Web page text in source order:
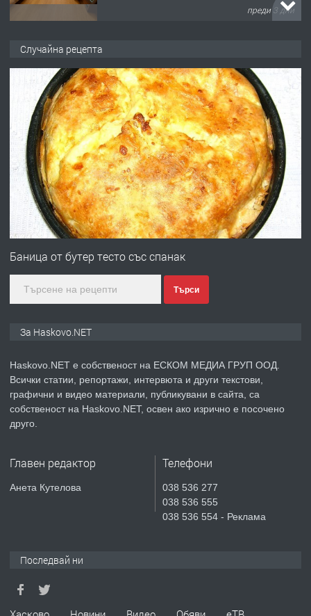
преди 3 дни
АПАРТАМЕНТ В ЦЕНТЪРА НА ГР.
ХАСКОВО
преди 4 дни
ПРЕДЛАГА Давам гараж под наем
преди 4 дни
ПРЕДЛАГА
№4120 Магазин/Офис под наем в кв.
градската градина!
преди 5 дни
ПРЕДЛАГА
Продавам парцел в гр. Хасково кв.
СГЛОБЯВАНЕ НА МЕБЕЛИ.
Случайна рецепта
Баница от бутер тесто със спанак
Търси
За Haskovo.NET
Haskovo.NET е собственост на ЕСКОМ МЕДИА ГРУП ООД.
Всички статии, репортажи, интервюта и други текстови,
графични и видео материали, публикувани в сайта, са
собственост на Haskovo.NET, освен ако изрично е посочено
друго.
Главен редактор
Анета Кутелова
Телефони
038 536 277
038 536 555
038 536 554 - Реклама
Последвай ни